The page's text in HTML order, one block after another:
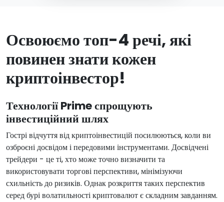
Освоюємо топ-4 речі, які
повинен знати кожен
криптоінвестор!
Технології Prime спрощують
інвестиційний шлях
Гострі відчуття від криптоінвестицій посилюються, коли ви
озброєні досвідом і передовими інструментами. Досвідчені
трейдери - це ті, хто може точно визначити та
використовувати торгові перспективи, мінімізуючи
схильність до ризиків. Однак розкриття таких перспектив
серед бурі волатильності криптовалют є складним завданням.